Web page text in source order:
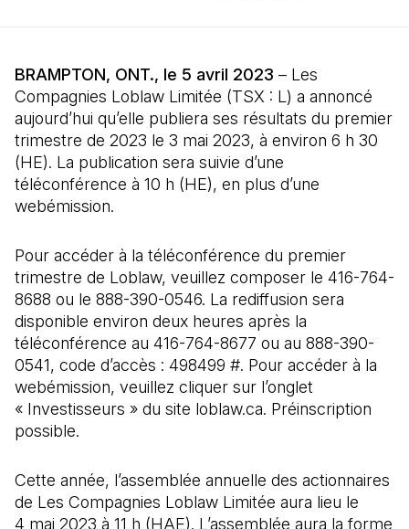
BRAMPTON, ONT., le 5 avril 2023 – Les
Compagnies Loblaw Limitée (TSX : L) a annoncé
aujourd’hui qu’elle publiera ses résultats du premier
trimestre de 2023 le 3 mai 2023, à environ 6 h 30
(HE). La publication sera suivie d’une
téléconférence à 10 h (HE), en plus d’une
webémission.
Pour accéder à la téléconférence du premier
trimestre de Loblaw, veuillez composer le 416-764-
8688 ou le 888-390-0546. La rediffusion sera
disponible environ deux heures après la
téléconférence au 416-764-8677 ou au 888-390-
0541, code d’accès : 498499 #. Pour accéder à la
webémission, veuillez cliquer sur l’onglet
« Investisseurs » du site loblaw.ca. Préinscription
possible.
Cette année, l’assemblée annuelle des actionnaires
de Les Compagnies Loblaw Limitée aura lieu le
4 mai 2023 à 11 h (HAE). L’assemblée aura la forme